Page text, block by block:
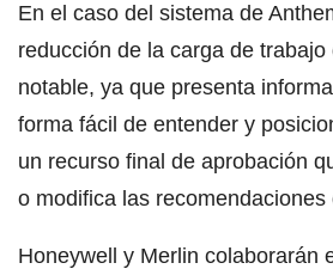
En el caso del sistema de
reducción de la carga de trabajo
notable, ya que presenta
forma fácil de entender y
un recurso final de aprobación
o modifica las recomendaciones
Honeywell y Merlin colaborarán